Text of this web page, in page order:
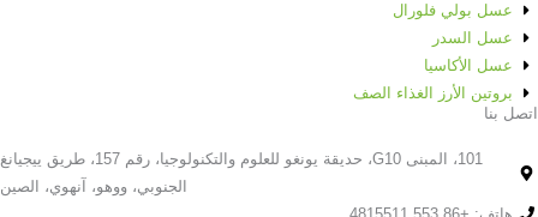
عسل بولي فلورال
عسل السدر
عسل الأكاسيا
بروتين الأرز الغذاء الصف
اتصل بنا
101، المبنى G10، حديقة يونغو للعلوم والتكنولوجيا، رقم 157، طريق ييجيانغ
الجنوبي، ووهو، آنهوي، الصين